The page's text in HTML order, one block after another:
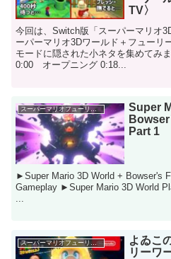
TV〉
今回は、Switch版「スーパーマリオ
ーパーマリオ3Dワールド＋フューリ
モードに隠された小ネタを集めてみ
0:00 オープニング 0:18...
スーパーマリオフューリーワールド
Super
Part 1
►Super Mario 3D World + Bowser's
Gameplay ►Super Mario 3D World
よゐこ
リーワ